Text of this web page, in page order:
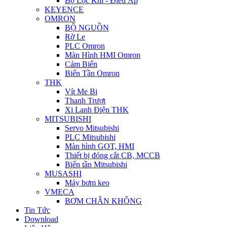
KEYENCE
OMRON
BỘ NGUỒN
Rờ Le
PLC Omron
Màn Hình HMI Omron
Cảm Biến
Biến Tần Omron
THK
Vít Me Bi
Thanh Trượt
Xi Lanh Điện THK
MITSUBISHI
Servo Mitsubishi
PLC Mitsubishi
Màn hình GOT, HMI
Thiết bị đóng cắt CB, MCCB
Biến tần Mitsubishi
MUSASHI
Máy bơm keo
VMECA
BƠM CHÂN KHÔNG
Tin Tức
Download